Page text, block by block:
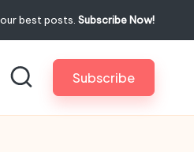
best posts. Subscribe Now!
Subscribe